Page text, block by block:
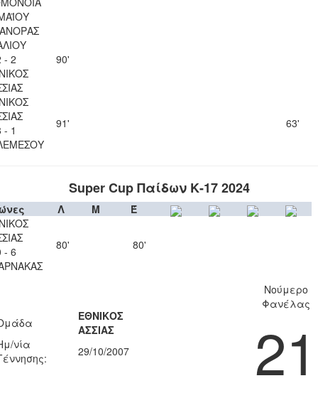
- 2
90'
- 1
91' 63'
Super Cup Παίδων Κ-17 2024
Λ Μ
Έ
- 6
80' 80'
ΕΘΝΙΚΟΣ
ΑΣΣΙΑΣ
νία
29/10/2007
Νούμερο
Φανέλας
21